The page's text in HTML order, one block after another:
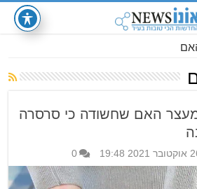
מעצר האם שחשודה כי סרסרה
2021 19:48
0